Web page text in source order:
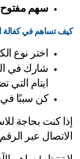
سهم
كيف تساهم في كفالة
اختر نوع
ايتام
كن سببًا
الاتصال عبر